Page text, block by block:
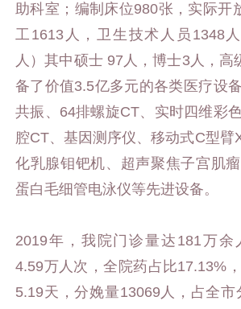
助科室；编制床位980张，实际开
工1613人，卫生技术人员1348
人）其中硕士 97人，博士3人，高
备了价值3.5亿多元的各类医疗设
共振、64排螺旋CT、实时四维彩
腔CT、基因测序仪、移动式C型臂
化乳腺钼钯机、超声聚焦子宫肌
蛋白毛细管电泳仪等先进设备。
2019年，我院门诊量达181万余
4.59万人次，全院药占比17.13%
5.19天，分娩量13069人，占全市